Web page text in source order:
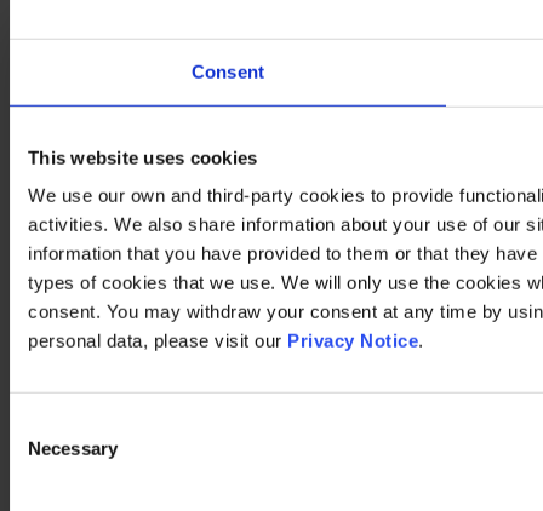
Consent
This website uses cookies
We use our own and third-party cookies to provide
activities. We also share information about your use of our
information that you have provided to them or that they
types of cookies that we use. We will only use the cookies
consent. You may withdraw your consent at any time by
personal data, please visit our Privacy Notice.
Selection
Necessary